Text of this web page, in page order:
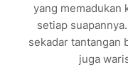
yang memadukan
setiap
sekadar tantangan
juga